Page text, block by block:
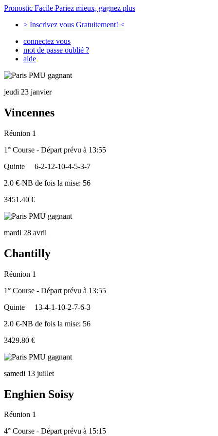
Pronostic Facile Pariez mieux, gagnez plus
> Inscrivez vous Gratuitement! <
connectez vous
mot de passe oublié ?
aide
jeudi 23 janvier
Vincennes
Réunion 1
1° Course - Départ prévu à 13:55
Quinte
6-2-12-10-4-5-3-7
2.0 €-NB de fois la mise: 56
3451.40 €
mardi 28 avril
Chantilly
Réunion 1
1° Course - Départ prévu à 13:55
Quinte
13-4-1-10-2-7-6-3
2.0 €-NB de fois la mise: 56
3429.80 €
samedi 13 juillet
Enghien Soisy
Réunion 1
4° Course - Départ prévu à 15:15